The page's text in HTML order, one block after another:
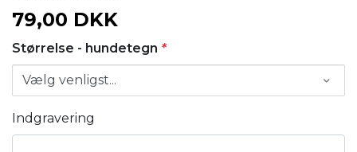
79,00 DKK
Størrelse - hundetegn *
Indgravering